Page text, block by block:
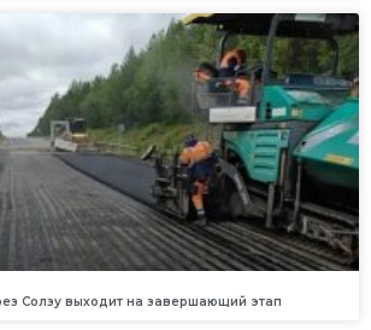
Солзу выходит на завершающий этап